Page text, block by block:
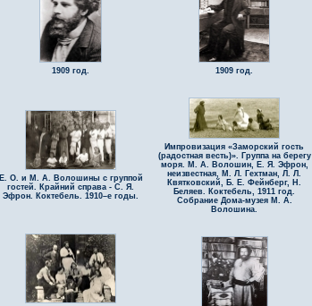
1909 год. 1909 год.
Е. О. и М. А. Волошины с группой
гостей. Крайний справа - С. Я.
Эфрон. Коктебель. 1910–е годы.
Импровизация «Заморский гость
(радостная весть)». Группа на берегу
моря. М. А. Волошин, Е. Я. Эфрон,
неизвестная, М. Л. Гехтман, Л. Л.
Квятковский, Б. Е. Фейнберг, Н.
Беляев. Коктебель, 1911 год.
Собрание Дома-музея М. А.
Волошина.